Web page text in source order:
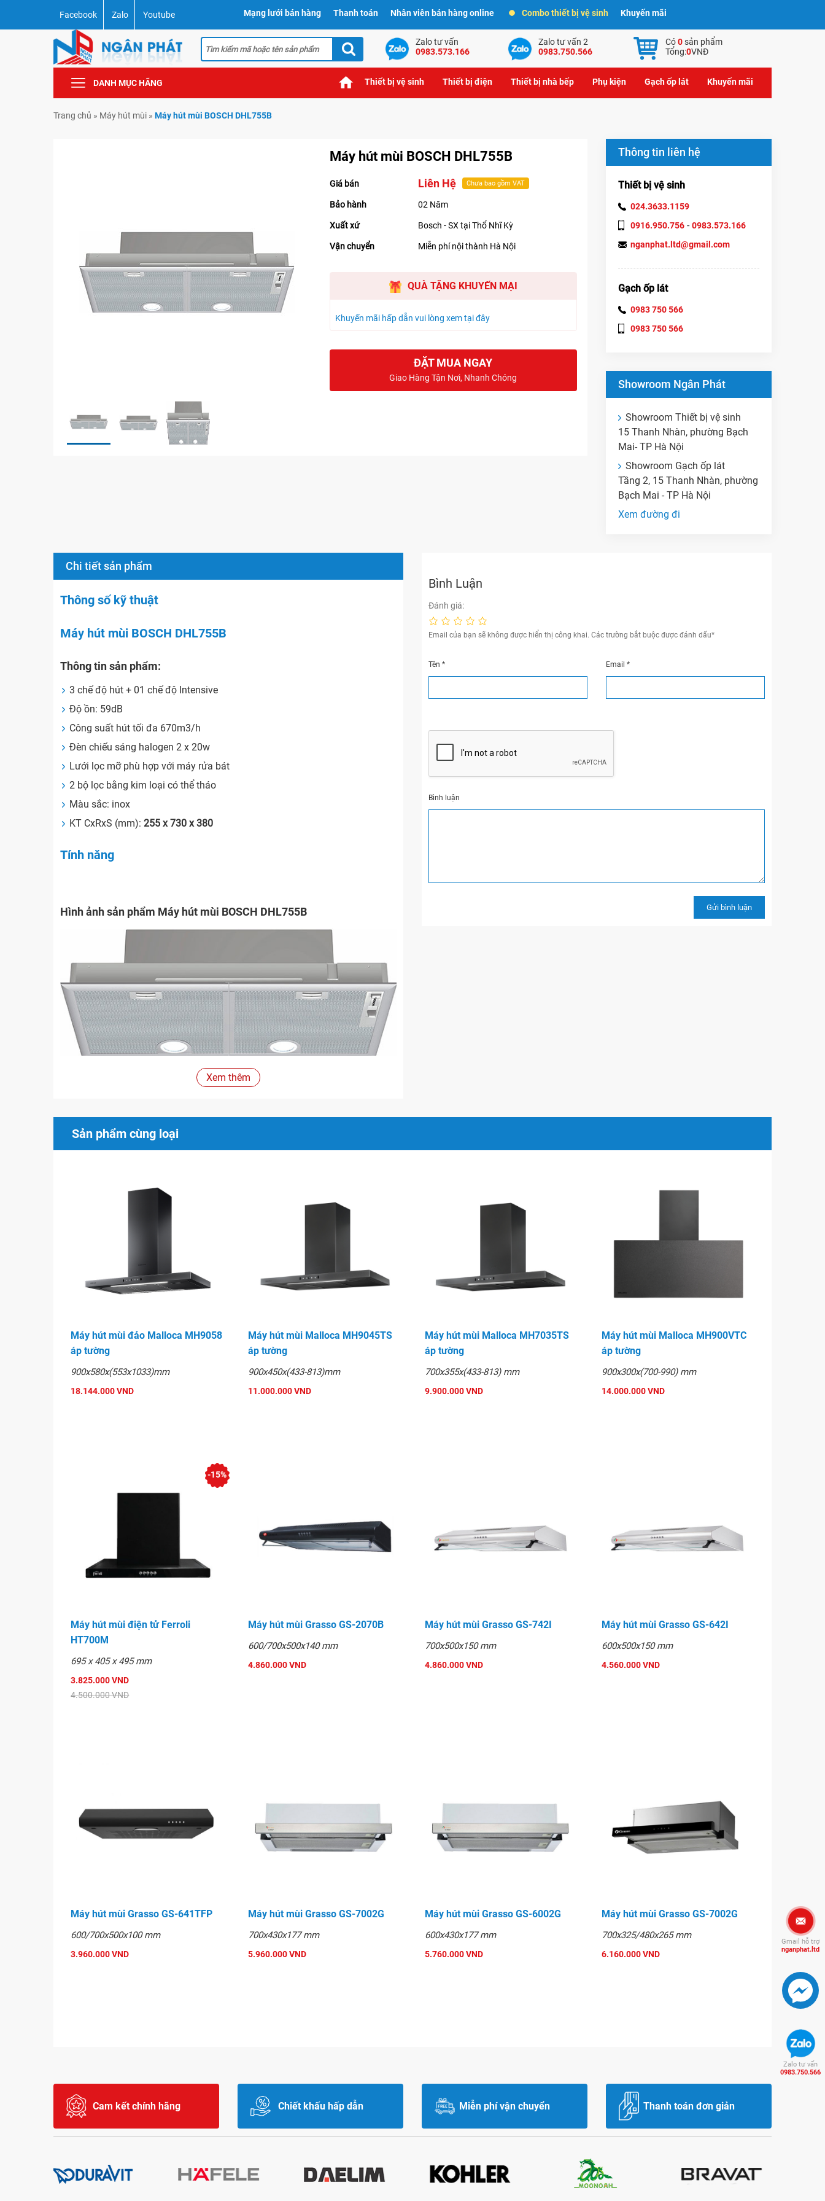
Facebook Zalo Youtube Mạng lưới bán hàng Thanh toán Nhân viên bán hàng online Combo thiết bị vệ sinh Khuyến mãi
Zalo tư vấn
0983.573.166
Zalo tư vấn 2
0983.750.566
Có0sản phẩm
Tổng:0VNĐ
DANH MỤC HÃNG Thiết bị vệ sinh Thiết bị điện Thiết bị nhà bếp Phụ kiện Gạch ốp lát Khuyến mãi
Trang chủ » Máy hút mùi » Máy hút mùi BOSCH DHL755B
Máy hút mùi BOSCH DHL755B
Giá bán Liên Hệ Chưa bao gồm VAT
Bảo hành 02 Năm
Xuất xứ Bosch - SX tại Thổ Nhĩ Kỳ
Vận chuyển Miễn phí nội thành Hà Nội
QUÀ TẶNG KHUYẾN MẠI
Khuyến mãi hấp dẫn vui lòng xem tại đây
ĐẶT MUA NGAY
Giao Hàng Tận Nơi, Nhanh Chóng
Thông tin liên hệ
Thiết bị vệ sinh
024.3633.1159
0916.950.756 - 0983.573.166
nganphat.ltd@gmail.com
Gạch ốp lát
0983 750 566
0983 750 566
Showroom Ngân Phát
Showroom Thiết bị vệ sinh
15 Thanh Nhàn, phường Bạch
Mai- TP Hà Nội
Showroom Gạch ốp lát
Tầng 2, 15 Thanh Nhàn, phường
Bạch Mai - TP Hà Nội
Xem đường đi
Chi tiết sản phẩm
Thông số kỹ thuật
Máy hút mùi BOSCH DHL755B
Thông tin sản phẩm:
3 chế độ hút + 01 chế độ Intensive
Độ ồn: 59dB
Công suất hút tối đa 670m3/h
Đèn chiếu sáng halogen 2 x 20w
Lưới lọc mỡ phù hợp với máy rửa bát
2 bộ lọc bằng kim loại có thể tháo
Màu sắc: inox
KT CxRxS (mm):255 x 730 x 380
Tính năng
Hình ảnh sản phẩm Máy hút mùi BOSCH DHL755B
Xem thêm
Bình Luận
Đánh giá:
Email của bạn sẽ không được hiển thị công khai. Các trường bắt buộc được đánh dấu*
Tên* Email *
Bình luận
Sản phẩm cùng loại
Máy hút mùi đảo Malloca MH9058
áp tường
900x580x(553x1033)mm
18.144.000 VND
Máy hút mùi Malloca MH9045TS
áp tường
900x450x(433-813)mm
11.000.000 VND
Máy hút mùi Malloca MH7035TS
áp tường
700x355x(433-813) mm
9.900.000 VND
Máy hút mùi Malloca MH900VTC
áp tường
900x300x(700-990) mm
14.000.000 VND
Máy hút mùi điện tử Ferroli
HT700M
695 x 405 x 495 mm
3.825.000 VND
4.500.000 VND
-15%
Máy hút mùi Grasso GS-2070B
600/700x500x140 mm
4.860.000 VND
Máy hút mùi Grasso GS-742I
700x500x150 mm
4.860.000 VND
Máy hút mùi Grasso GS-642I
600x500x150 mm
4.560.000 VND
Máy hút mùi Grasso GS-641TFP
600/700x500x100 mm
3.960.000 VND
Máy hút mùi Grasso GS-7002G
700x430x177 mm
5.960.000 VND
Máy hút mùi Grasso GS-6002G
600x430x177 mm
5.760.000 VND
Máy hút mùi Grasso GS-7002G
700x325/480x265 mm
6.160.000 VND
Cam kết chính hãng Chiết khấu hấp dẫn Miễn phí vận chuyển Thanh toán đơn giản
Gmail hỗ trợ
nganphat.ltd
Zalo tư vấn
0983.750.566